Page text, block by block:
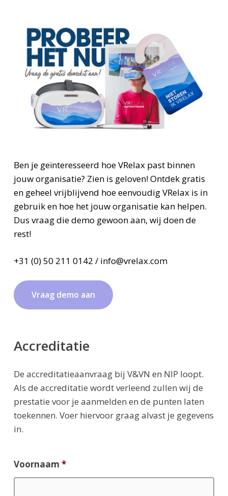
Ben je geïnteresseerd hoe VRelax past binnen
jouw organisatie? Zien is geloven! Ontdek gratis
en geheel vrijblijvend hoe eenvoudig VRelax is in
gebruik en hoe het jouw organisatie kan helpen.
Dus vraag die demo gewoon aan, wij doen de
rest!
+31 (0) 50 211 0142 / info@vrelax.com
Vraag demo aan
Accreditatie
De accreditatieaanvraag bij V&VN en NIP loopt.
Als de accreditatie wordt verleend zullen wij de
prestatie voor je aanmelden en de punten laten
toekennen. Voer hiervoor graag alvast je gegevens
in.
Voornaam *